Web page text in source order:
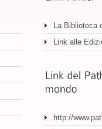
La Biblioteca
Link alle
http://